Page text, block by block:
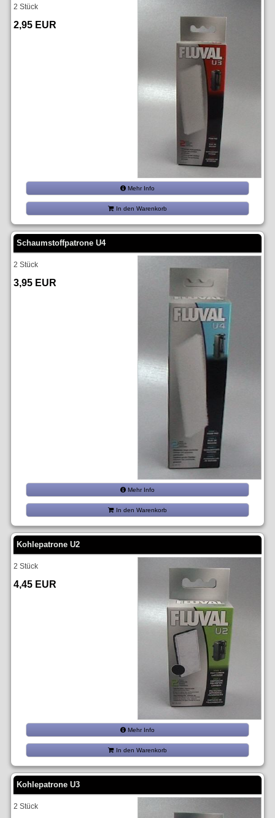
2 Stück
2,95 EUR
Mehr Info
In den Warenkorb
Schaumstoffpatrone U4
2 Stück
3,95 EUR
Mehr Info
In den Warenkorb
Kohlepatrone U2
2 Stück
4,45 EUR
Mehr Info
In den Warenkorb
Kohlepatrone U3
2 Stück